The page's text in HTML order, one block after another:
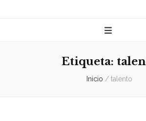
Propia
Etiqueta:
Inicio / talento